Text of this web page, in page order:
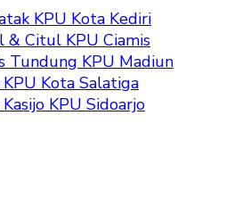
KPU Kota Kediri
& Citul KPU Ciamis
Tundung KPU Madiun
Kota Salatiga
KPU Sidoarjo